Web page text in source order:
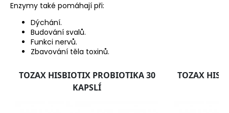
Enzymy také pomáhají při:
Dýchání.
Budování svalů.
Funkci nervů.
Zbavování těla toxinů.
e